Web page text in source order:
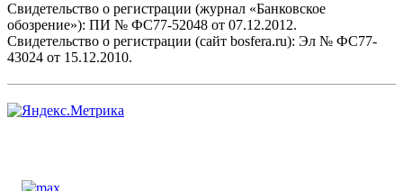
Свидетельство о регистрации (журнал «Банковское
обозрение»): ПИ № ФС77-52048 от 07.12.2012.
Свидетельство о регистрации (сайт bosfera.ru): Эл № ФС77-
43024 от 15.12.2010.